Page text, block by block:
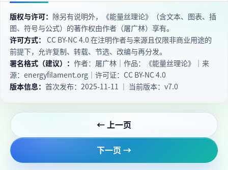
版权与许可： 除另有说明外，《能量丝理论》（含文本、图表、插
图、符号与公式）的著作权由作者（屠广林）享有。
许可方式： CC BY‑NC 4.0 在注明作者与来源且仅限非商业用途的
前提下，允许复制、转载、节选、改编与再分发。
署名格式（建议）： 作者：屠广林｜作品：《能量丝理论》｜来
源：energyfilament.org｜许可证：CC BY‑NC 4.0
版本信息： 首次发布：2025-11-11 ｜ 当前版本：v7.0
← 上一页
下一页 →